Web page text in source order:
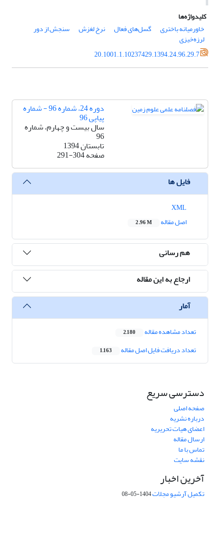
کلیدواژه‌ها
خاورمیانه‌ باختری
گسل‌های فعال نرخ لغزش سنجش از دور
لرزه‌خیزی
20.1001.1.10237429.1394.24.96.29.7
دوره 24، شماره 96 - شماره
پیاپی 96
سال بیست و چهارم، شماره
96
تابستان 1394
صفحه291-304
فایل ها
اصل مقاله
2.96 M
هم رسانی
ارجاع به این مقاله
آمار
تعداد مشاهده مقاله 2,180
تعداد دریافت فایل اصل مقاله 1,163
دسترسی سریع
صفحه اصلی
درباره نشریه
اعضای هیات تحریریه
ارسال مقاله
تماس با ما
نقشه سایت
آخرین اخبار
تکمیل آرشیو مجلات1404-05-08